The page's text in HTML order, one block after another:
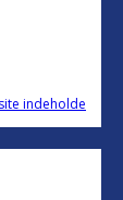
indeholde